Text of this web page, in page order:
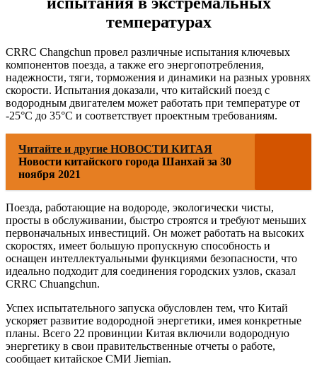
температурах
CRRC Changchun провел различные испытания ключевых
компонентов поезда, а также его энергопотребления,
надежности, тяги, торможения и динамики на разных уровнях
скорости. Испытания доказали, что китайский поезд с
водородным двигателем может работать при температуре от
-25°С до 35°С и соответствует проектным требованиям.
Читайте и другие НОВОСТИ КИТАЯ
Новости китайского города Шанхай за 30
ноября 2021
Поезда, работающие на водороде, экологически чисты,
просты в обслуживании, быстро строятся и требуют меньших
первоначальных инвестиций. Он может работать на высоких
скоростях, имеет большую пропускную способность и
оснащен интеллектуальными функциями безопасности, что
идеально подходит для соединения городских узлов, сказал
CRRC Chuangchun.
Успех испытательного запуска обусловлен тем, что Китай
ускоряет развитие водородной энергетики, имея конкретные
планы. Всего 22 провинции Китая включили водородную
энергетику в свои правительственные отчеты о работе,
сообщает китайское СМИ Jiemian.